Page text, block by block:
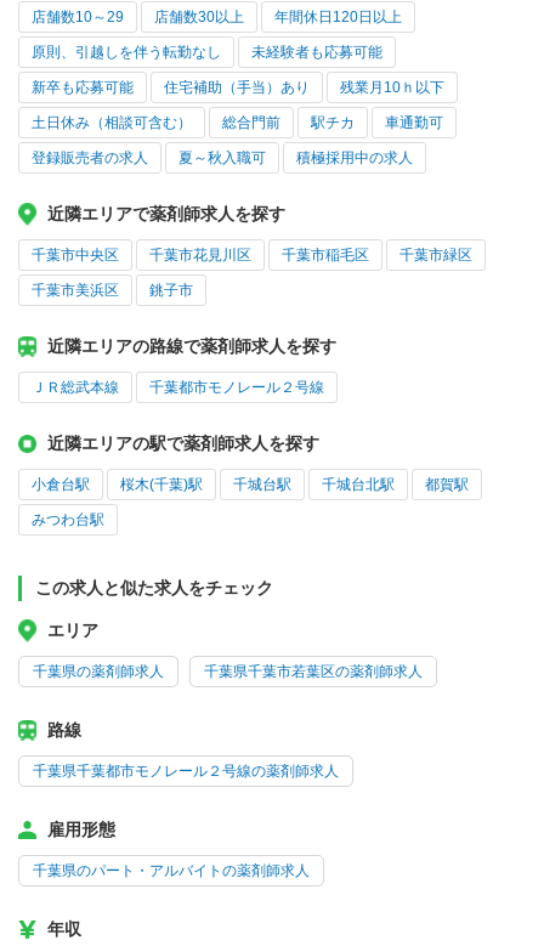
店舗数10～29 店舗数30以上 年間休日120日以上
原則、引越しを伴う転勤なし 未経験者も応募可能
新卒も応募可能 住宅補助（手当）あり 残業月10ｈ以下
土日休み（相談可含む） 総合門前 駅チカ 車通勤可
登録販売者の求人 夏～秋入職可 積極採用中の求人
近隣エリアで薬剤師求人を探す
千葉市中央区 千葉市花見川区 千葉市稲毛区 千葉市緑区
千葉市美浜区 銚子市
近隣エリアの路線で薬剤師求人を探す
ＪＲ総武本線 千葉都市モノレール２号線
近隣エリアの駅で薬剤師求人を探す
小倉台駅 桜木(千葉)駅 千城台駅 千城台北駅 都賀駅
みつわ台駅
この求人と似た求人をチェック
エリア
千葉県の薬剤師求人 千葉県千葉市若葉区の薬剤師求人
路線
千葉県千葉都市モノレール２号線の薬剤師求人
雇用形態
千葉県のパート・アルバイトの薬剤師求人
年収